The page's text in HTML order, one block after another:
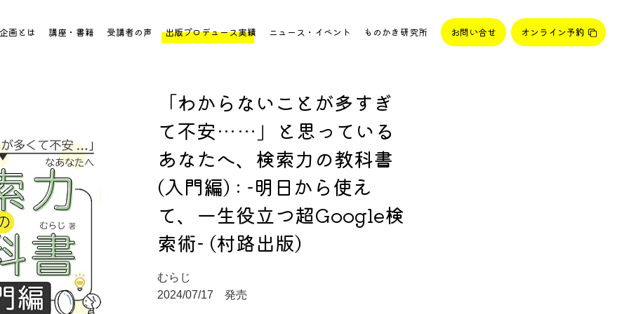
画とは 講座・書籍 受講者の声 出版プロデュース実績 ニュース・イベント ものかき研究所 お問い合せ オンライン予約
「わからないことが多すぎ
て不安……」と思っている
あなたへ、検索力の教科書
(入門編) : -明日から使え
て、一生役立つ超Google検
索術- (村路出版)
むらじ
2024/07/17 発売